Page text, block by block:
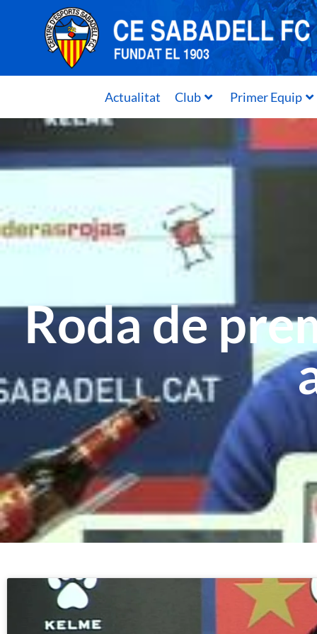
Actualitat Club Primer Equip
Roda de